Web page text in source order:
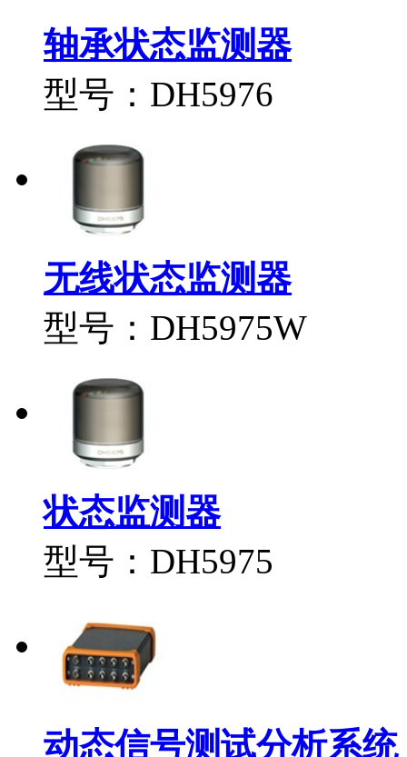
轴承状态监测器
型号：DH5976
无线状态监测器
型号：DH5975W
状态监测器
型号：DH5975
动态信号测试分析系统